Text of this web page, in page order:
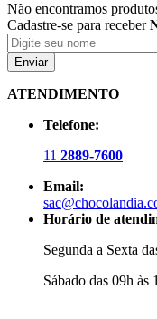
Não encontramos
Cadastre-se para receber
Enviar
ATENDIMENTO
Telefone:
11 2889-7600
Email:
Horário de
Segunda a Sexta
Sábado das 09h às